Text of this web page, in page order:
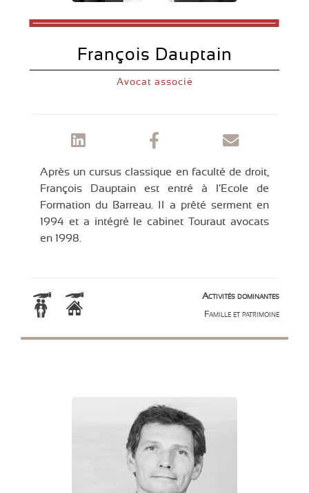
François Dauptain
Avocat associé
Après un cursus classique en faculté de droit,
François Dauptain est entré à l’Ecole de
Formation du Barreau. Il a prêté serment en
1994 et a intégré le cabinet Touraut avocats
en 1998.
Activités dominantes
Famille et patrimoine